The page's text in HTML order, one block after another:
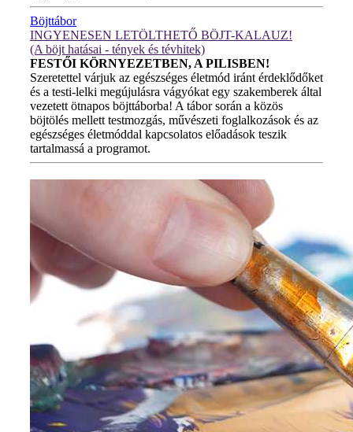
Böjttábor
INGYENESEN LETÖLTHETŐ BÖJT-KALAUZ!
(A böjt hatásai - tények és tévhitek)
FESTŐI KÖRNYEZETBEN, A PILISBEN!
Szeretettel várjuk az egészséges életmód iránt érdeklődőket
és a testi-lelki megújulásra vágyókat egy szakemberek által
vezetett ötnapos böjttáborba! A tábor során a közös
böjtölés mellett testmozgás, művészeti foglalkozások és az
egészséges életmóddal kapcsolatos előadások teszik
tartalmassá a programot.